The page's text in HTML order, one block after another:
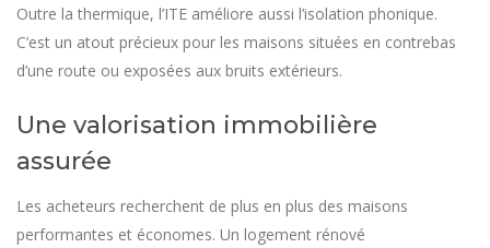
Outre la thermique, l’ITE améliore aussi l’isolation phonique.
C’est un atout précieux pour les maisons situées en contrebas
d’une route ou exposées aux bruits extérieurs.
Une valorisation immobilière
assurée
Les acheteurs recherchent de plus en plus des maisons
performantes et économes. Un logement rénové